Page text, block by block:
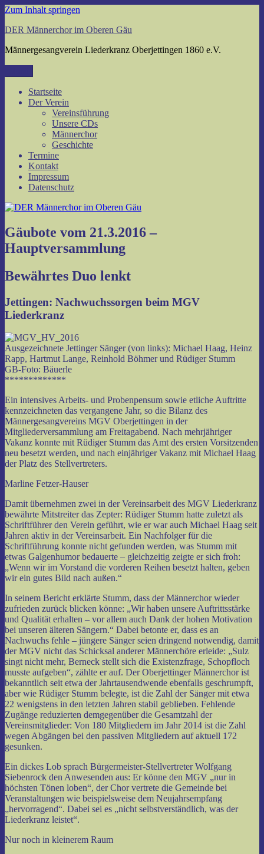
Zum Inhalt springen
DER Männerchor im Oberen Gäu
Männergesangverein Liederkranz Oberjettingen 1860 e.V.
Startseite
Der Verein
Vereinsführung
Unsere CDs
Männerchor
Geschichte
Termine
Kontakt
Impressum
Datenschutz
Gäubote vom 21.3.2016 –
Hauptversammlung
Bewährtes Duo lenkt
Jettingen: Nachwuchssorgen beim MGV
Liederkranz
Ausgezeichnete Jettinger Sänger (von links): Michael Haag, Heinz
Rapp, Hartmut Lange, Reinhold Böhmer und Rüdiger Stumm
GB-Foto: Bäuerle
*************
Ein intensives Arbeits- und Probenpensum sowie etliche Auftritte
kennzeichneten das vergangene Jahr, so die Bilanz des
Männergesangvereins MGV Oberjettingen in der
Mitgliederversammlung am Freitagabend. Nach mehrjähriger
Vakanz konnte mit Rüdiger Stumm das Amt des ersten Vorsitzenden
neu besetzt werden, und nach einjähriger Vakanz mit Michael Haag
der Platz des Stellvertreters.
Marline Fetzer-Hauser
Damit übernehmen zwei in der Vereinsarbeit des MGV Liederkranz
bewährte Mitstreiter das Zepter: Rüdiger Stumm hatte zuletzt als
Schriftführer den Verein geführt, wie er war auch Michael Haag seit
Jahren aktiv in der Vereinsarbeit. Ein Nachfolger für die
Schriftführung konnte nicht gefunden werden, was Stumm mit
etwas Galgenhumor bedauerte – gleichzeitig zeigte er sich froh:
„Wenn wir im Vorstand die vorderen Reihen besetzt halten, geben
wir ein gutes Bild nach außen.“
In seinem Bericht erklärte Stumm, dass der Männerchor wieder
zufrieden zurück blicken könne: „Wir haben unsere Auftrittsstärke
und Qualität erhalten – vor allem auch Dank der hohen Motivation
bei unseren älteren Sängern.“ Dabei betonte er, dass es an
Nachwuchs fehle – jüngere Sänger seien dringend notwendig, damit
der MGV nicht das Schicksal anderer Männerchöre erleide: „Sulz
singt nicht mehr, Berneck stellt sich die Existenzfrage, Schopfloch
musste aufgeben“, zählte er auf. Der Oberjettinger Männerchor ist
bekanntlich seit etwa der Jahrtausendwende ebenfalls geschrumpft,
aber wie Rüdiger Stumm belegte, ist die Zahl der Sänger mit etwa
22 wenigstens in den letzten Jahren stabil geblieben. Fehlende
Zugänge reduzierten demgegenüber die Gesamtzahl der
Vereinsmitglieder: Von 180 Mitgliedern im Jahr 2014 ist die Zahl
wegen Abgängen bei den passiven Mitgliedern auf aktuell 172
gesunken.
Ein dickes Lob sprach Bürgermeister-Stellvertreter Wolfgang
Siebenrock den Anwesenden aus: Er könne den MGV „nur in
höchsten Tönen loben“, der Chor vertrete die Gemeinde bei
Veranstaltungen wie beispielsweise dem Neujahrsempfang
„hervorragend“. Dabei sei es „nicht selbstverständlich, was der
Liederkranz leistet“.
Nur noch in kleinerem Raum